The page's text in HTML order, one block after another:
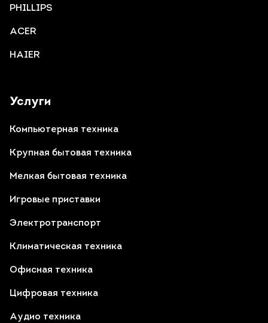
Услуги
Компьютерная техника
Крупная бытовая техника
Мелкая бытовая техника
Игровые приставки
Электротранспорт
Климатическая техника
Офисная техника
Цифровая техника
Аудио техника
PHILLIPS
ACER
HAIER